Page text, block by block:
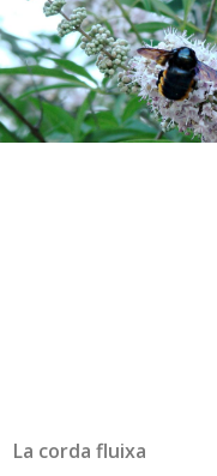
La corda fluixa